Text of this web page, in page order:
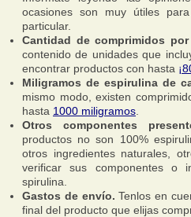
ocasiones son muy útiles
particular.
Cantidad de comprimidos por
contenido de unidades que
encontrar productos con hasta
Miligramos de espirulina de
mismo modo, existen
hasta 1000 miligramos
Otros componentes
productos no son 100%
otros ingredientes naturales,
verificar sus componentes o
spirulina.
Gastos de envío. Tenlos en
final del producto que elijas